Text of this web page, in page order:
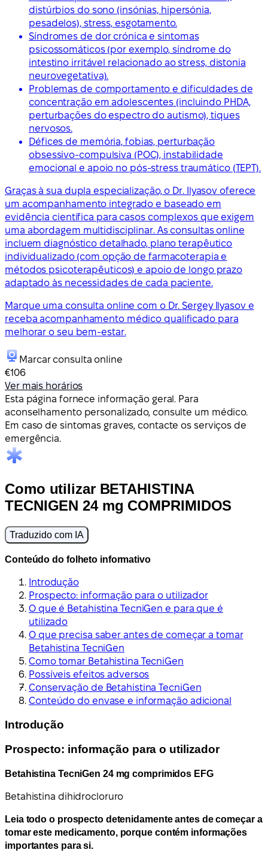
distúrbios do sono (insónias, hipersónia,
pesadelos), stress, esgotamento.
Síndromes de dor crónica e sintomas
psicossomáticos (por exemplo, síndrome do
intestino irritável relacionado ao stress, distonia
neurovegetativa).
Problemas de comportamento e dificuldades de
concentração em adolescentes (incluindo PHDA,
perturbações do espectro do autismo), tiques
nervosos.
Défices de memória, fobias, perturbação
obsessivo-compulsiva (POC), instabilidade
emocional e apoio no pós-stress traumático (TEPT).
Graças à sua dupla especialização, o Dr. Ilyasov oferece
um acompanhamento integrado e baseado em
evidência científica para casos complexos que exigem
uma abordagem multidisciplinar. As consultas online
incluem diagnóstico detalhado, plano terapêutico
individualizado (com opção de farmacoterapia e
métodos psicoterapêuticos) e apoio de longo prazo
adaptado às necessidades de cada paciente.
Marque uma consulta online com o Dr. Sergey Ilyasov e
receba acompanhamento médico qualificado para
melhorar o seu bem-estar.
Marcar consulta online
€106
Ver mais horários
Esta página fornece informação geral. Para
aconselhamento personalizado, consulte um médico.
Em caso de sintomas graves, contacte os serviços de
emergência.
Como utilizar BETAHISTINA
TECNIGEN 24 mg COMPRIMIDOS
Traduzido com IA
Conteúdo do folheto informativo
Introdução
Prospecto: informação para o utilizador
O que é Betahistina TecniGen e para que é
utilizado
O que precisa saber antes de começar a tomar
Betahistina TecniGen
Como tomar Betahistina TecniGen
Possíveis efeitos adversos
Conservação de Betahistina TecniGen
Conteúdo do envase e informação adicional
Introdução
Prospecto: informação para o utilizador
Betahistina TecniGen 24 mg comprimidos EFG
Betahistina dihidrocloruro
Leia todo o prospecto detenidamente antes de começar a
tomar este medicamento, porque contém informações
importantes para si.